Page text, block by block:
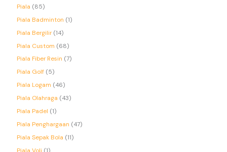
Piala
85
Piala Badminton 1
Piala Bergilir 14
Piala Custom
68
Piala Fiber Resin 7
Piala Golf 5
Piala Logam
46
Piala Olahraga
43
Piala Padel 1
Piala Penghargaan
47
Piala Sepak Bola 11